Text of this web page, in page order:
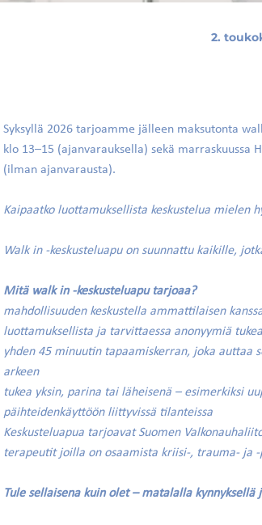
2.
Syksyllä 2026 tarjoamme jälleen maksutonta
klo 13–15 (ajanvarauksella) sekä marraskuussa
(ilman ajanvarausta).
Kaipaatko luottamuksellista keskustelua mielen
Walk in -keskusteluapu on suunnattu kaikille,
Mitä walk in -keskusteluapu tarjoaa?
mahdollisuuden keskustella ammattilaisen
luottamuksellista ja tarvittaessa anonyymiä tukea
yhden 45 minuutin tapaamiskerran, joka auttaa
arkeen
tukea yksin, parina tai läheisenä – esimerkiksi
päihteidenkäyttöön liittyvissä tilanteissa
Keskusteluapua tarjoavat Suomen
terapeutit joilla on osaamista kriisi-, trauma- ja -
Tule sellaisena kuin olet – matalalla kynnyksellä